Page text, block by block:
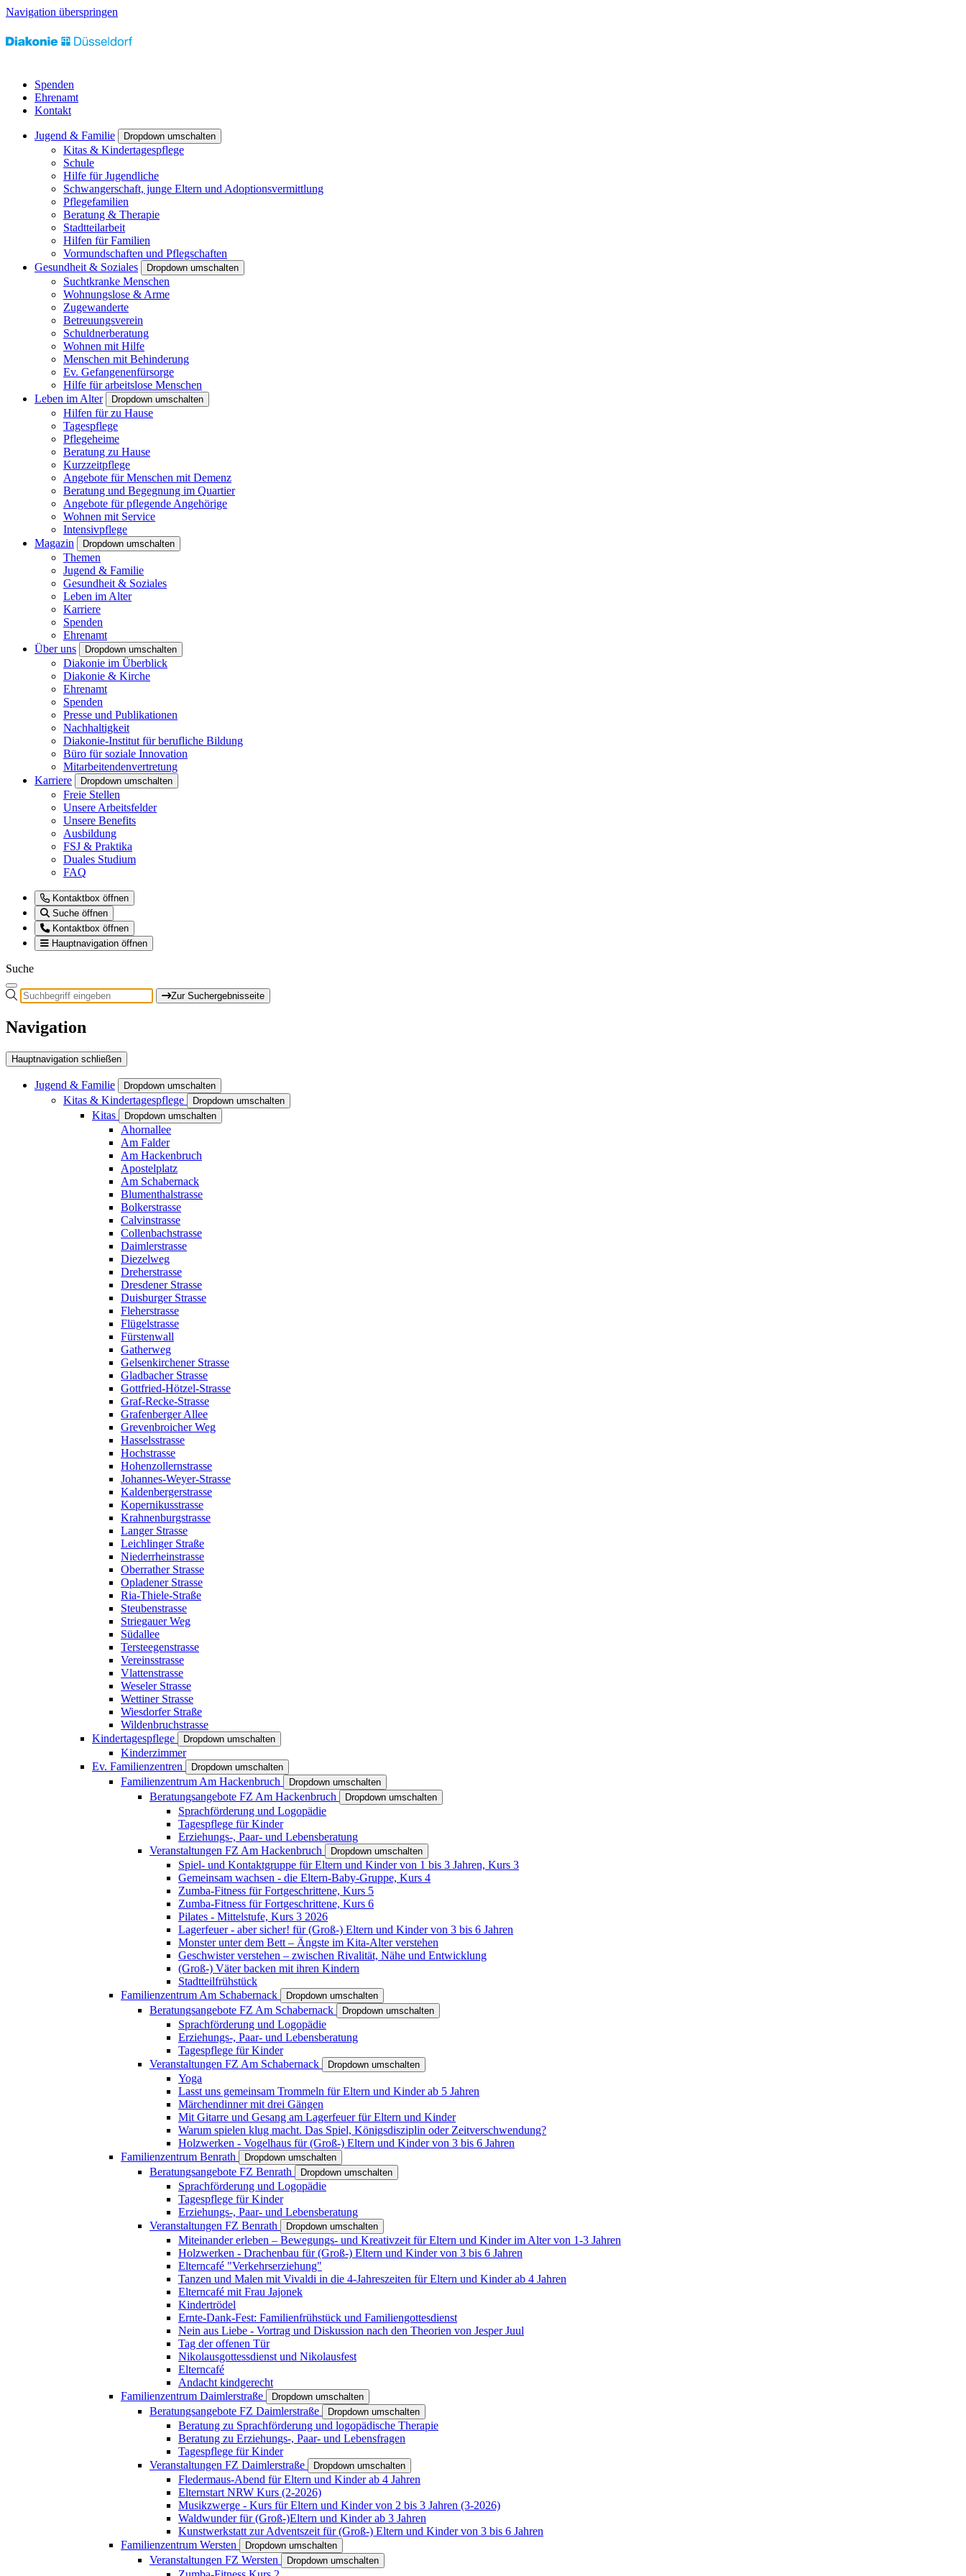
Navigation überspringen
Spenden
Ehrenamt
Kontakt
Jugend & Familie Dropdown umschalten
Kitas & Kindertagespflege
Schule
Hilfe für Jugendliche
Schwangerschaft, junge Eltern und Adoptionsvermittlung
Pflegefamilien
Beratung & Therapie
Stadtteilarbeit
Hilfen für Familien
Vormundschaften und Pflegschaften
Gesundheit & Soziales
Dropdown umschalten
Suchtkranke Menschen
Wohnungslose & Arme
Zugewanderte
Betreuungsverein
Schuldnerberatung
Wohnen mit Hilfe
Menschen mit Behinderung
Ev. Gefangenenfürsorge
Hilfe für arbeitslose Menschen
Leben im Alter
Dropdown umschalten
Hilfen für zu Hause
Tagespflege
Pflegeheime
Beratung zu Hause
Kurzzeitpflege
Angebote für Menschen mit Demenz
Beratung und Begegnung im Quartier
Angebote für pflegende Angehörige
Wohnen mit Service
Intensivpflege
Magazin
Dropdown umschalten
Themen
Jugend & Familie
Gesundheit & Soziales
Leben im Alter
Karriere
Spenden
Ehrenamt
Über uns
Dropdown umschalten
Diakonie im Überblick
Diakonie & Kirche
Ehrenamt
Spenden
Presse und Publikationen
Nachhaltigkeit
Diakonie-Institut für berufliche Bildung
Büro für soziale Innovation
Mitarbeitendenvertretung
Karriere
Dropdown umschalten
Freie Stellen
Unsere Arbeitsfelder
Unsere Benefits
Ausbildung
FSJ & Praktika
Duales Studium
FAQ
Kontaktbox öffnen
Suche öffnen
Kontaktbox öffnen
Hauptnavigation öffnen
Suche
Zur Suchergebnisseite
Navigation
Hauptnavigation schließen
Jugend & Familie Dropdown umschalten
Kitas & Kindertagespflege Dropdown umschalten
Kitas Dropdown umschalten
Ahornallee
Am Falder
Am Hackenbruch
Apostelplatz
Am Schabernack
Blumenthalstrasse
Bolkerstrasse
Calvinstrasse
Collenbachstrasse
Daimlerstrasse
Diezelweg
Dreherstrasse
Dresdener Strasse
Duisburger Strasse
Fleherstrasse
Flügelstrasse
Fürstenwall
Gatherweg
Gelsenkirchener Strasse
Gladbacher Strasse
Gottfried-Hötzel-Strasse
Graf-Recke-Strasse
Grafenberger Allee
Grevenbroicher Weg
Hasselsstrasse
Hochstrasse
Hohenzollernstrasse
Johannes-Weyer-Strasse
Kaldenbergerstrasse
Kopernikusstrasse
Krahnenburgstrasse
Langer Strasse
Leichlinger Straße
Niederrheinstrasse
Oberrather Strasse
Opladener Strasse
Ria-Thiele-Straße
Steubenstrasse
Striegauer Weg
Südallee
Tersteegenstrasse
Vereinsstrasse
Vlattenstrasse
Weseler Strasse
Wettiner Strasse
Wiesdorfer Straße
Wildenbruchstrasse
Kindertagespflege
Dropdown umschalten
Kinderzimmer
Ev. Familienzentren
Dropdown umschalten
Familienzentrum Am Hackenbruch Dropdown umschalten
Beratungsangebote FZ Am Hackenbruch Dropdown umschalten
Sprachförderung und Logopädie
Tagespflege für Kinder
Erziehungs-, Paar- und Lebensberatung
Veranstaltungen FZ Am Hackenbruch
Dropdown umschalten
Spiel- und Kontaktgruppe für Eltern und Kinder von 1 bis 3 Jahren, Kurs 3
Gemeinsam wachsen - die Eltern-Baby-Gruppe, Kurs 4
Zumba-Fitness für Fortgeschrittene, Kurs 5
Zumba-Fitness für Fortgeschrittene, Kurs 6
Pilates - Mittelstufe, Kurs 3 2026
Lagerfeuer - aber sicher! für (Groß-) Eltern und Kinder von 3 bis 6 Jahren
Monster unter dem Bett – Ängste im Kita-Alter verstehen
Geschwister verstehen – zwischen Rivalität, Nähe und Entwicklung
(Groß-) Väter backen mit ihren Kindern
Stadtteilfrühstück
Familienzentrum Am Schabernack
Dropdown umschalten
Beratungsangebote FZ Am Schabernack Dropdown umschalten
Sprachförderung und Logopädie
Erziehungs-, Paar- und Lebensberatung
Tagespflege für Kinder
Veranstaltungen FZ Am Schabernack
Dropdown umschalten
Yoga
Lasst uns gemeinsam Trommeln für Eltern und Kinder ab 5 Jahren
Märchendinner mit drei Gängen
Mit Gitarre und Gesang am Lagerfeuer für Eltern und Kinder
Warum spielen klug macht. Das Spiel, Königsdisziplin oder Zeitverschwendung?
Holzwerken - Vogelhaus für (Groß-) Eltern und Kinder von 3 bis 6 Jahren
Familienzentrum Benrath
Dropdown umschalten
Beratungsangebote FZ Benrath Dropdown umschalten
Sprachförderung und Logopädie
Tagespflege für Kinder
Erziehungs-, Paar- und Lebensberatung
Veranstaltungen FZ Benrath
Dropdown umschalten
Miteinander erleben – Bewegungs- und Kreativzeit für Eltern und Kinder im Alter von 1-3 Jahren
Holzwerken - Drachenbau für (Groß-) Eltern und Kinder von 3 bis 6 Jahren
Elterncafé "Verkehrserziehung"
Tanzen und Malen mit Vivaldi in die 4-Jahreszeiten für Eltern und Kinder ab 4 Jahren
Elterncafé mit Frau Jajonek
Kindertrödel
Ernte-Dank-Fest: Familienfrühstück und Familiengottesdienst
Nein aus Liebe - Vortrag und Diskussion nach den Theorien von Jesper Juul
Tag der offenen Tür
Nikolausgottessdienst und Nikolausfest
Elterncafé
Andacht kindgerecht
Familienzentrum Daimlerstraße
Dropdown umschalten
Beratungsangebote FZ Daimlerstraße Dropdown umschalten
Beratung zu Sprachförderung und logopädische Therapie
Beratung zu Erziehungs-, Paar- und Lebensfragen
Tagespflege für Kinder
Veranstaltungen FZ Daimlerstraße
Dropdown umschalten
Fledermaus-Abend für Eltern und Kinder ab 4 Jahren
Elternstart NRW Kurs (2-2026)
Musikzwerge - Kurs für Eltern und Kinder von 2 bis 3 Jahren (3-2026)
Waldwunder für (Groß-)Eltern und Kinder ab 3 Jahren
Kunstwerkstatt zur Adventszeit für (Groß-) Eltern und Kinder von 3 bis 6 Jahren
Familienzentrum Wersten
Dropdown umschalten
Veranstaltungen FZ Wersten Dropdown umschalten